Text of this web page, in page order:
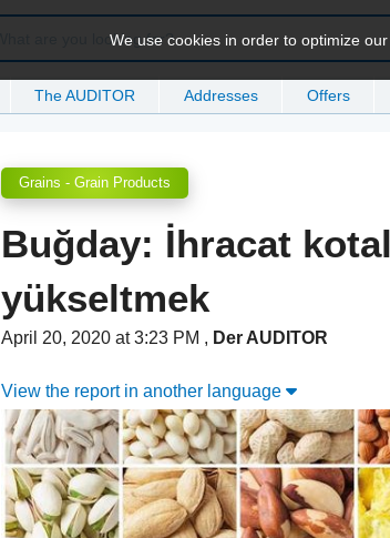
The AUDITOR Addresses Offers
We use cookies in order to optimize
Grains - Grain Products
Buğday: İhracat
yükseltmek
April 20, 2020 at 3:23 PM , Der AUDITOR
View the report in another language